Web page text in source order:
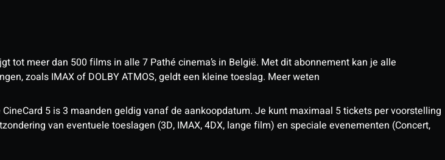
meer dan 500 films in alle 7 Pathé cinema’s in België. Met dit abonnement kan je alle
zoals IMAX of DOLBY ATMOS, geldt een kleine toeslag. Meer weten
5 is 3 maanden geldig vanaf de aankoopdatum. Je kunt maximaal 5 tickets per voorstelling
van eventuele toeslagen (3D, IMAX, 4DX, lange film) en speciale evenementen (Concert,